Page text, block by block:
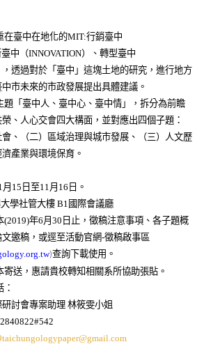
在臺中在地化的MIT:行銷臺中
中（INNOVATION）、轉型臺中
，透過對於「臺中」這塊土地的研究，進行地方
市未來的市政發展提出具體建議。
題「臺中人、臺中心、臺中情」，拆分為前瞻
、人心交會四大構面，並對應出四個子題：
會、（二）區域治理與城市發展、（三）人文歷
產業與環境保育。
月 15 日至11月 16 日。
學社管大樓 B1國際會議廳
(2019)年6月30 日止，徵稿注意事項、各子題概
邀稿，或逕至活動官網-徵稿啟事區
)查詢下載使用。
送，惠請貴校轉知相關系所協助張貼。
討會專案助理林筱雯小姐